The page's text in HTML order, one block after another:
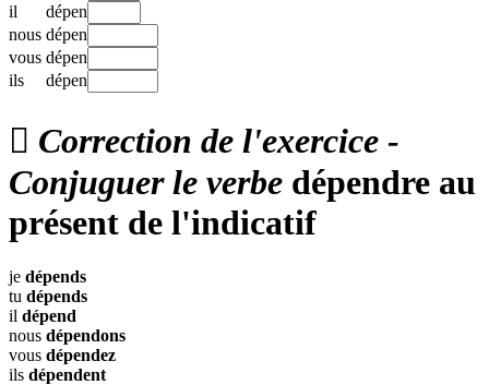
il
dépen
nous dépen
vous dépen
ils
dépen
 Correction de l'exercice -
Conjuguer le verbe dépendre au
présent de l'indicatif
je dépends
tu dépends
il dépend
nous dépendons
vous dépendez
ils dépendent